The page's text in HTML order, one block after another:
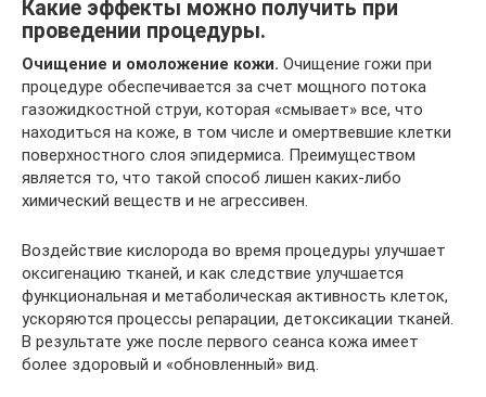
Какие эффекты можно получить при
проведении процедуры.
Очищение и омоложение кожи. Очищение гожи при
процедуре обеспечивается за счет мощного потока
газожидкостной струи, которая «смывает» все, что
находиться на коже, в том числе и омертвевшие клетки
поверхностного слоя эпидермиса. Преимуществом
является то, что такой способ лишен каких-либо
химический веществ и не агрессивен.
Воздействие кислорода во время процедуры улучшает
оксигенацию тканей, и как следствие улучшается
функциональная и метаболическая активность клеток,
ускоряются процессы репарации, детоксикации тканей.
В результате уже после первого сеанса кожа имеет
более здоровый и «обновленный» вид.